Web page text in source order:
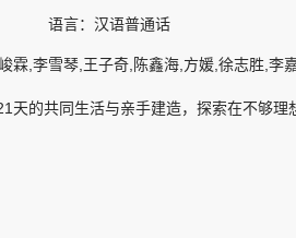
语言： 汉语普通话
霖,李雪琴,王子奇,陈鑫海,方媛,徐志胜,李
天的共同生活与亲手建造，探索在不够